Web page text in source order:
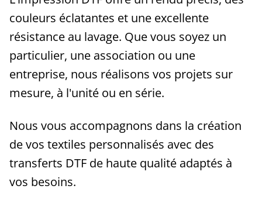
couleurs éclatantes et une excellente
résistance au lavage. Que vous soyez un
particulier, une association ou une
entreprise, nous réalisons vos projets sur
mesure, à l'unité ou en série.
Nous vous accompagnons dans la création
de vos textiles personnalisés avec des
transferts DTF de haute qualité adaptés à
vos besoins.